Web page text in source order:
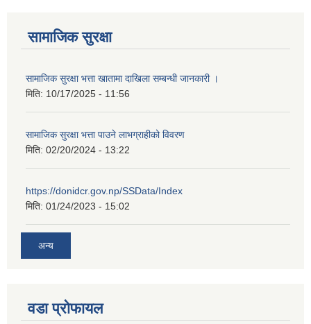
सामाजिक सुरक्षा
सामाजिक सुरक्षा भत्ता खातामा दाखिला सम्बन्धी जानकारी ।
मिति: 10/17/2025 - 11:56
सामाजिक सुरक्षा भत्ता पाउने लाभग्राहीको विवरण
मिति: 02/20/2024 - 13:22
https://donidcr.gov.np/SSData/Index
मिति: 01/24/2023 - 15:02
अन्य
वडा प्रोफायल